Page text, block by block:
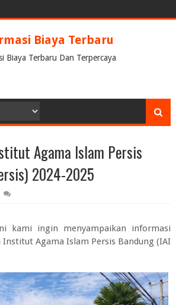
Biaya Terbaru
Biaya Terbaru Dan Terpercaya
Agama Islam Persis
2024-2025
kami ingin menyampaikan informasi
Institut Agama Islam Persis Bandung (IAI